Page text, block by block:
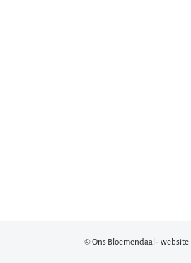
© Ons Bloemendaal - website: